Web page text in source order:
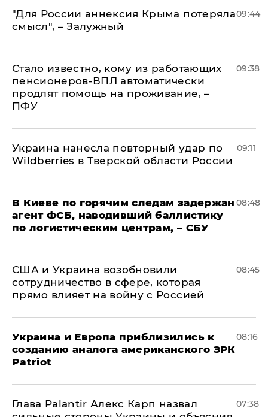
"Для России аннексия Крыма потеряла
смысл", – Залужный
09:44
Стало известно, кому из работающих
пенсионеров-ВПЛ автоматически
продлят помощь на проживание, –
ПФУ
09:38
Украина нанесла повторный удар по
Wildberries в Тверской области России
09:11
В Киеве по горячим следам задержан
агент ФСБ, наводивший баллистику
по логистическим центрам, – СБУ
08:48
США и Украина возобновили
сотрудничество в сфере, которая
прямо влияет на войну с Россией
08:45
Украина и Европа приблизились к
созданию аналога американского ЗРК
Patriot
08:16
Глава Palantir Алекс Карп назвал
07:38